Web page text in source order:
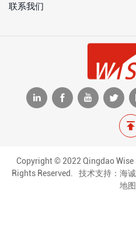
联系我们
Copyright © 2022 Qingdao Wise
Rights Reserved.
技术支持：海
地图